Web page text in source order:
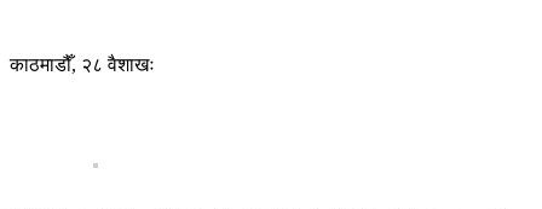
काठमाडौँ, २८ वैशाखः